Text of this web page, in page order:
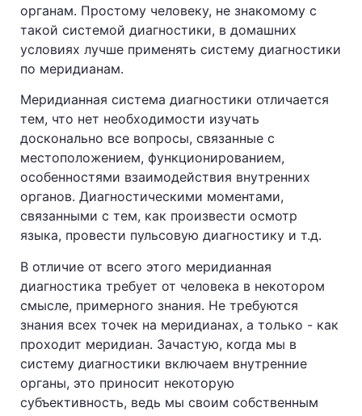
органам. Простому человеку, не знакомому с
такой системой диагностики, в домашних
условиях лучше применять систему диагностики
по меридианам.
Меридианная система диагностики отличается
тем, что нет необходимости изучать
досконально все вопросы, связанные с
местоположением, функционированием,
особенностями взаимодействия внутренних
органов. Диагностическими моментами,
связанными с тем, как произвести осмотр
языка, провести пульсовую диагностику и т.д.
В отличие от всего этого меридианная
диагностика требует от человека в некотором
смысле, примерного знания. Не требуются
знания всех точек на меридианах, а только - как
проходит меридиан. Зачастую, когда мы в
систему диагностики включаем внутренние
органы, это приносит некоторую
субъективность, ведь мы своим собственным